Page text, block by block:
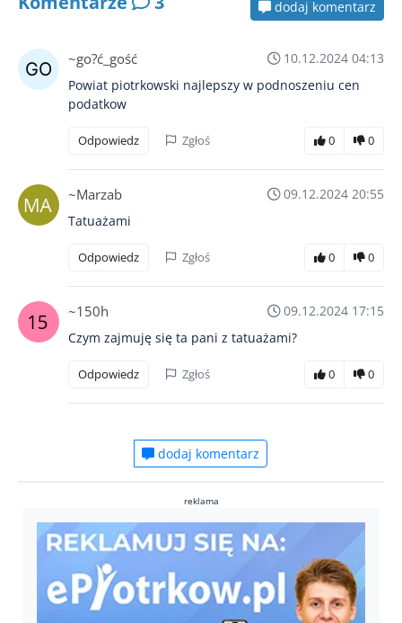
dodaj komentarz
~go?ć_gość
10.12.2024 04:13
Powiat piotrkowski najlepszy w podnoszeniu cen
podatkow
Odpowiedz Zgłoś 0 0
~Marzab
09.12.2024 20:55
Tatuażami
Odpowiedz Zgłoś 0 0
~150h
09.12.2024 17:15
Czym zajmuję się ta pani z tatuażami?
Odpowiedz Zgłoś 0 0
dodaj komentarz
reklama